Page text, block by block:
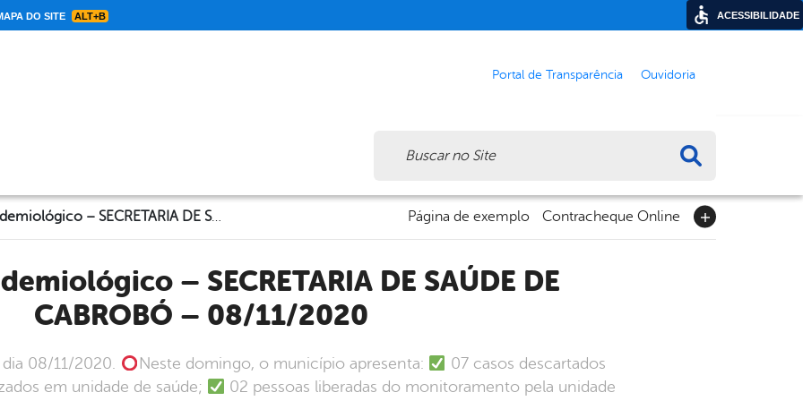
DO SITE ALT+B
Portal de Transparência Ouvidoria
Informe Epidemiológico – SECRETARIA DE SAÚDE DE CABROBÓ – 08/11/2020 Página de exemplo Contracheque Online
CABROBÓ – 08/11/2020
08/11/2020. Neste domingo, o município apresenta:
07 casos descartados
em unidade de saúde;
02 pessoas liberadas do monitoramento pela unidade
ACESSIBILIDADE